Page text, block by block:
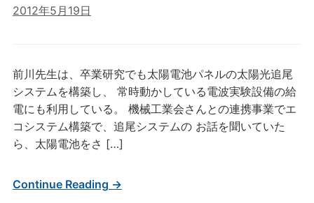
2012年5月19日
前川先生は、卒業研究でも太陽電池パネルの太陽光追尾
システムを構築し、 常時動かしている電波実験設備の給
電にも利用している。 機械工業会さんとの連携事業でエ
コシステム構築で、追尾システムの お話を聞いていた
ら、太陽電池をさ […]
Continue Reading →